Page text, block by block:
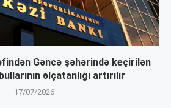
Gəncə şəhərində keçirilən
əlçatanlığı artırılır
17/07/2026